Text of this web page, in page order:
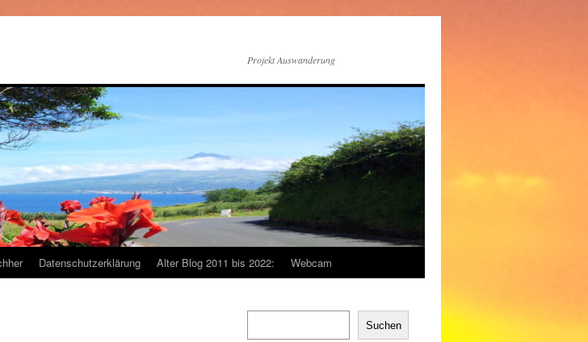
Projekt Auswanderung
Datenschutzerklärung Alter Blog 2011 bis 2022: Webcam
Suchen